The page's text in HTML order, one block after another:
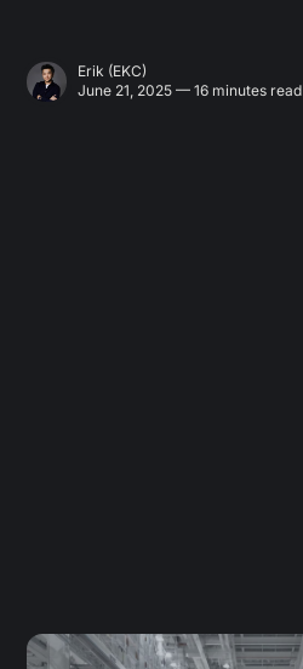
Erik (EKC)
June 21, 2025 — 16 minutes read